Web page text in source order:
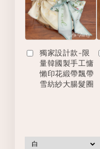
獨家設計款-限
量韓國製手工慵
懶印花緞帶飄帶
雪紡紗大腸髮圈